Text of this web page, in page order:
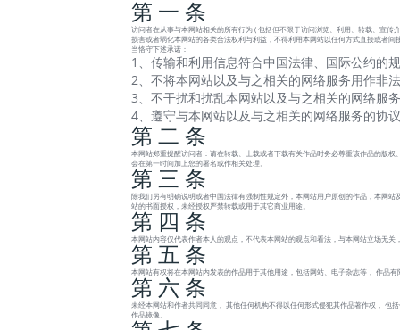
第 一 条
访问者在从事与本网站相关的所有行为 ( 包括但不限于访问浏览、利用、转载、宣传
损害或者弱化本网站的各类合法权利与利益，不得利用本网站以任何方式直接或者
当恪守下述承诺：
1、传输和利用信息符合中国法律、国际公约的
2、不将本网站以及与之相关的网络服务用作非
3、不干扰和扰乱本网站以及与之相关的网络服
4、遵守与本网站以及与之相关的网络服务的协
第 二 条
本网站郑重提醒访问者：请在转载、上载或者下载有关作品时务必尊重该作品的版
会在第一时间加上您的署名或作相关处理。
第 三 条
除我们另有明确说明或者中国法律有强制性规定外，本网站用户原创的作品，本网
站的书面授权，未经授权严禁转载或用于其它商业用途。
第 四 条
本网站内容仅代表作者本人的观点，不代表本网站的观点和看法，与本网站立场无关
第 五 条
本网站有权将在本网站内发表的作品用于其他用途，包括网站、电子杂志等， 作品
第 六 条
未经本网站和作者共同同意， 其他任何机构不得以任何形式侵犯其作品著作权， 包
作品镜像。